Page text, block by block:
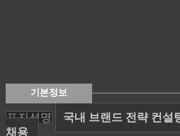
기본정보
포지션명
국내 브랜드 전략 컨설
채용